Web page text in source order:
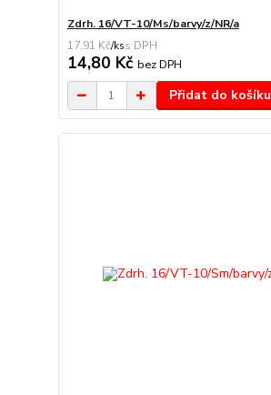
Zdrh. 16/VT-10/Ms/barvy/z/NR/a
17,91 Kč/ks
14,80 Kč bez DPH
Přidat do košíku